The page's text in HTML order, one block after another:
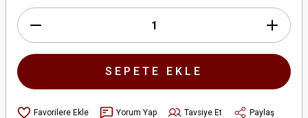
SEPETE EKLE
Yorum Yap Tavsiye Et
Paylaş